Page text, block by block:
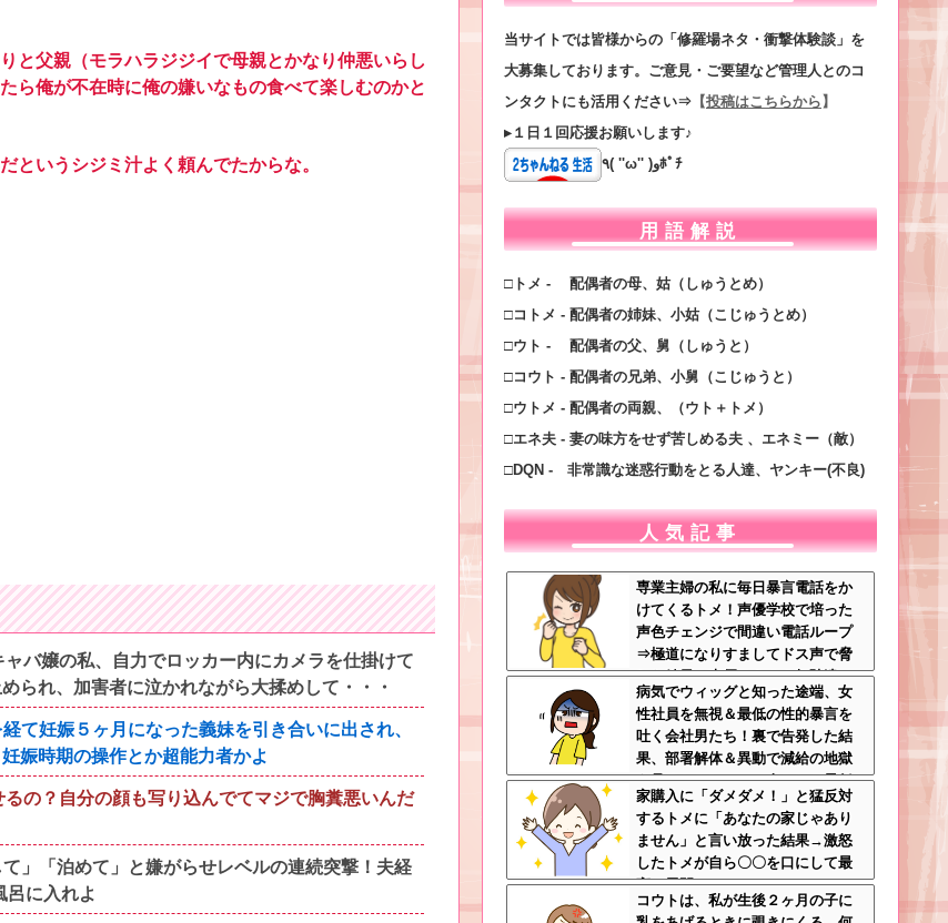
と父親（モラハラジジイで母親とかなり仲悪いらし
ら俺が不在時に俺の嫌いなもの食べて楽しむのかと
というシジミ汁よく頼んでたからな。
バ嬢の私、自力でロッカー内にカメラを仕掛けて
られ、加害者に泣かれながら大揉めして・・・
て妊娠５ヶ月になった義妹を引き合いに出され、
娠時期の操作とか超能力者かよ
の？自分の顔も写り込んでてマジで胸糞悪いんだ
」「泊めて」と嫌がらせレベルの連続突撃！夫経
に入れよ
当サイトでは皆様からの「修羅場ネタ・衝撃体験談」を
大募集しております。ご意見・ご要望など管理人とのコ
ンタクトにも活用ください⇒ 【投稿はこちらから 】
▸１日１回応援お願いします♪
٩( ''ω'' )وﾎﾟﾁ
用語解説
□トメ - 配偶者の母、姑（しゅうとめ）
□コトメ - 配偶者の姉妹、小姑（こじゅうとめ）
□ウト - 配偶者の父、舅（しゅうと）
□コウト - 配偶者の兄弟、小舅（こじゅうと）
□ウトメ - 配偶者の両親、（ウト＋トメ）
□エネ夫 - 妻の味方をせず苦しめる夫 、エネミー（敵）
□DQN - 非常識な迷惑行動をとる人達、ヤンキー(不良)
人気記事
専業主婦の私に毎日暴言電話をか
けてくるトメ！声優学校で培った
声色チェンジで間違い電話ループ
⇒極道になりすましてドス声で脅
した結果←声優スキルの無駄遣い
が最高すぎるｗｗｗ
病気でウィッグと知った途端、女
性社員を無視＆最低の性的暴言を
吐く会社男たち！裏で告発した結
果、部署解体＆異動で減給の地獄
を見ることにｗｗ←人として最低
限の倫理観すら欠如してる
家購入に「ダメダメ！」と猛反対
するトメに「あなたの家じゃあり
ません」と言い放った結果→激怒
したトメが自ら〇〇を口にして最
高の展開へｗｗｗｗｗｗ
コウトは、私が生後２ヶ月の子に